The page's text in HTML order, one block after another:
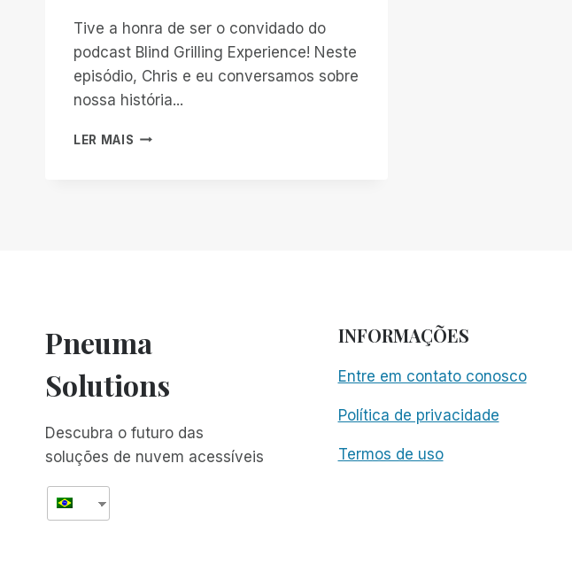
Tive a honra de ser o convidado do
podcast Blind Grilling Experience! Neste
episódio, Chris e eu conversamos sobre
nossa história...
LER MAIS FALANDO
PODCAST
BLIND
EXPERIENCE
Pneuma
Solutions
Descubra o futuro das
soluções de nuvem acessíveis
INFORMAÇÕES
Entre em contato conosco
Política de privacidade
Termos de uso